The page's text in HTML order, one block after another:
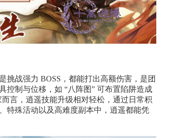
战强力 BOSS，都能打出高额伤害，是团
控制与位移，如 “八阵图” 可布置陷阱造成
言，逍遥技能升级相对轻松，通过日常积
特殊活动以及高难度副本中，逍遥都能凭